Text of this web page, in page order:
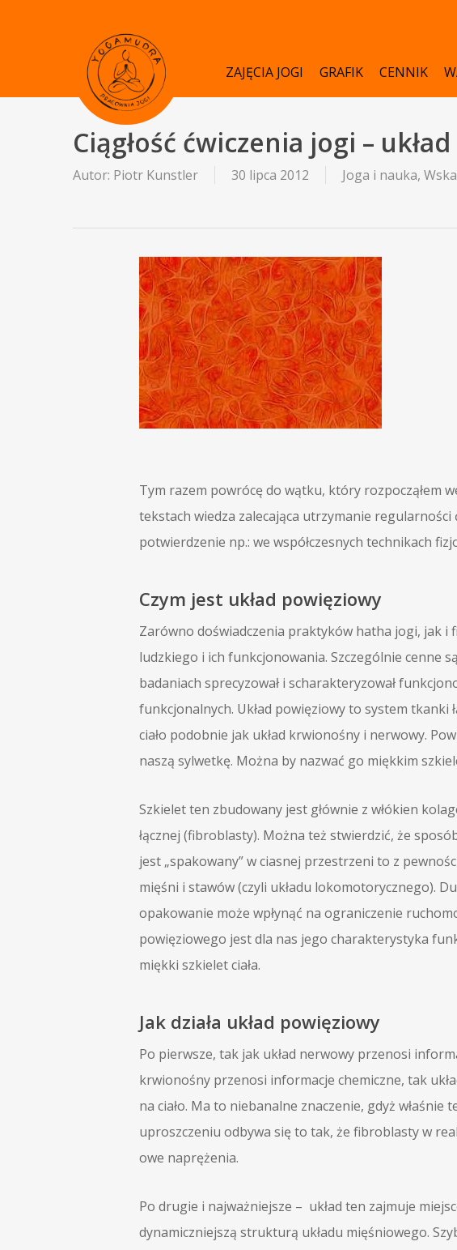
ZAJĘCIA JOGI GRAFIK CENNIK
Ciągłość ćwiczenia jogi –
Autor: Piotr Kunstler 30 lipca 2012 Joga i nauka,
Tym razem powrócę do wątku, który rozpocząłem
tekstach wiedza zalecająca utrzymanie
potwierdzenie np.: we współczesnych technikach
Czym jest układ powięziowy
Zarówno doświadczenia praktyków hatha jogi, jak
ludzkiego i ich funkcjonowania. Szczególnie cenne
badaniach sprecyzował i scharakteryzował
funkcjonalnych. Układ powięziowy to system tkanki
ciało podobnie jak układ krwionośny i nerwowy.
naszą sylwetkę. Można by nazwać go miękkim
Szkielet ten zbudowany jest głównie z włókien
łącznej (fibroblasty). Można też stwierdzić, że
jest „spakowany” w ciasnej przestrzeni to z
mięśni i stawów (czyli układu lokomotorycznego).
opakowanie może wpłynąć na ograniczenie
powięziowego jest dla nas jego charakterystyka
miękki szkielet ciała.
Jak działa układ powięziowy
Po pierwsze, tak jak układ nerwowy przenosi
krwionośny przenosi informacje chemiczne, tak
na ciało. Ma to niebanalne znaczenie, gdyż
uproszczeniu odbywa się to tak, że fibroblasty w
owe naprężenia.
Po drugie i najważniejsze – układ ten zajmuje
dynamiczniejszą strukturą układu mięśniowego.